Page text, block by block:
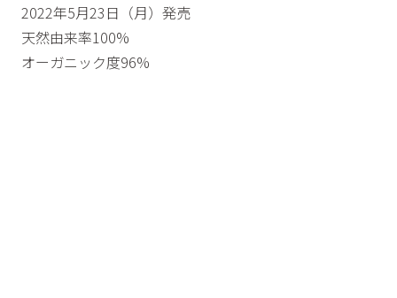
2022年5月23日（月）発売
天然由来率100%
オーガニック度96%